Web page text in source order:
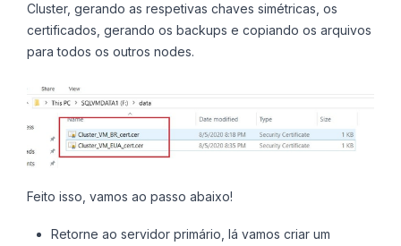
Cluster, gerando as respetivas chaves simétricas, os
certificados, gerando os backups e copiando os arquivos
para todos os outros nodes.
Feito isso, vamos ao passo abaixo!
Retorne ao servidor primário, lá vamos criar um